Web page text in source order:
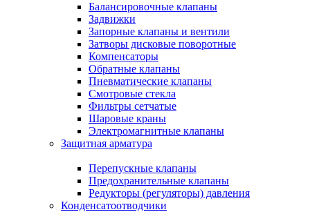
Балансировочные клапаны
Задвижки
Запорные клапаны и вентили
Затворы дисковые поворотные
Компенсаторы
Обратные клапаны
Пневматические клапаны
Смотровые стекла
Фильтры сетчатые
Шаровые краны
Электромагнитные клапаны
Защитная арматура
Перепускные клапаны
Предохранительные клапаны
Редукторы (регуляторы) давления
Конденсатоотводчики